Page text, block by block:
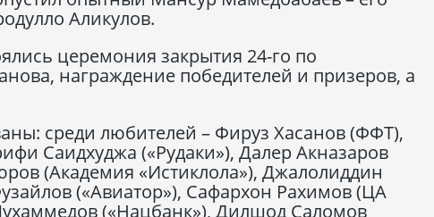
Аликулов.
церемония закрытия 24-го по
награждение победителей и призеров, а
среди любителей – Фируз Хасанов (ФФТ),
Саидхуджа («Рудаки»), Далер Акназаров
(Академия «Истиклола»), Джалолиддин
(«Авиатор»), Сафархон Рахимов (ЦА
(«Нацбанк»), Дилшод Саломов